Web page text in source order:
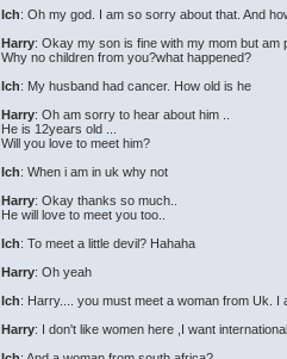
Ich: Oh my god. I am so sorry about that. And
Harry: Okay my son is fine with my mom but am
Why no children from you?what happened?
Ich: My husband had cancer. How old is he
Harry: Oh am sorry to hear about him ..
He is 12years old ...
Will you love to meet him?
Ich: When i am in uk why not
Harry: Okay thanks so much..
He will love to meet you too..
Ich: To meet a little devil? Hahaha
Harry: Oh yeah
Ich: Harry.... you must meet a woman from Uk. I
Harry: I don't like women here ,I want